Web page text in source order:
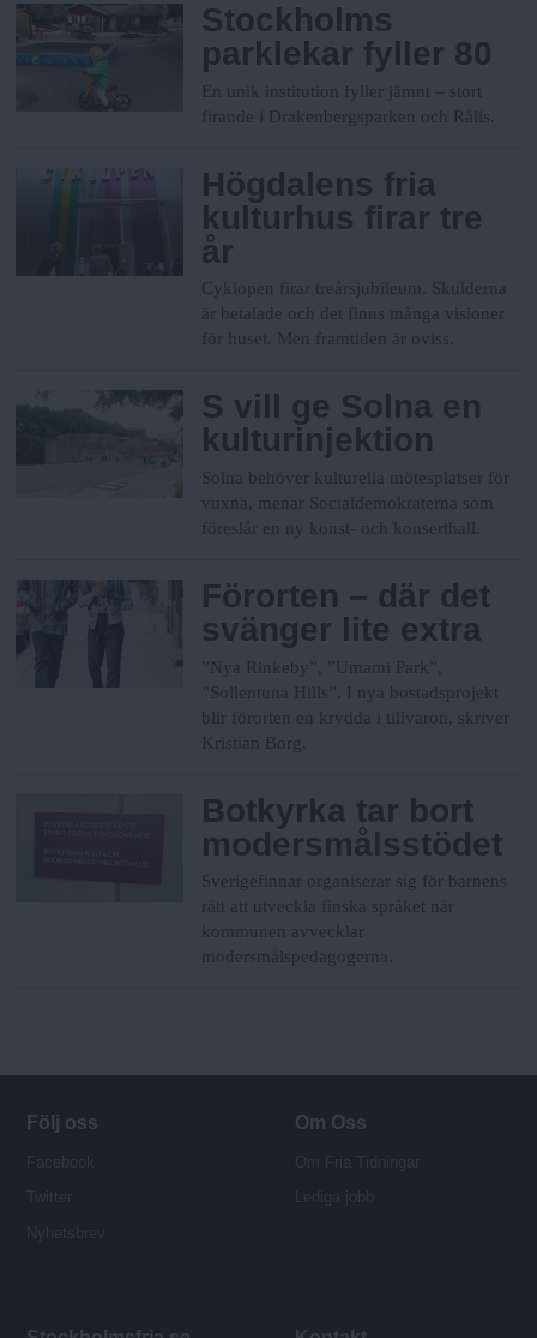
Stockholms
parklekar fyller 80
En unik institution fyller jämnt – stort
firande i Drakenbergsparken och Rålis.
Högdalens fria
kulturhus firar tre
år
Cyklopen firar treårsjubileum. Skulderna
är betalade och det finns många visioner
för huset. Men framtiden är oviss.
S vill ge Solna en
kulturinjektion
Solna behöver kulturella mötesplatser för
vuxna, menar Socialdemokraterna som
föreslår en ny konst- och konserthall.
Förorten – där det
svänger lite extra
”Nya Rinkeby”, ”Umami Park”,
”Sollentuna Hills”. I nya bostadsprojekt
blir förorten en krydda i tillvaron, skriver
Kristian Borg.
Botkyrka tar bort
modersmålsstödet
Sverigefinnar organiserar sig för barnens
rätt att utveckla finska språket när
kommunen avvecklar
modersmålspedagogerna.
Följ oss Om Oss